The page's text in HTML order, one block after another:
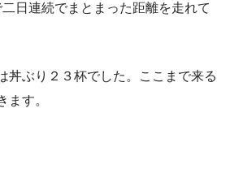
日連続でまとまった距離を走れて
丼ぶり２３杯でした。ここまで来る
ます。